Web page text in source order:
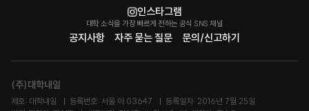
공지사항 자주 묻는 질문 문의/신고하기
인스타그램
대학 소식을 가장 빠르게 전하는 공식 SNS 채널
(주)대학내일
제호: 대학내일 등록번호: 서울 아 03647
등록일자: 2016년 7월 25일